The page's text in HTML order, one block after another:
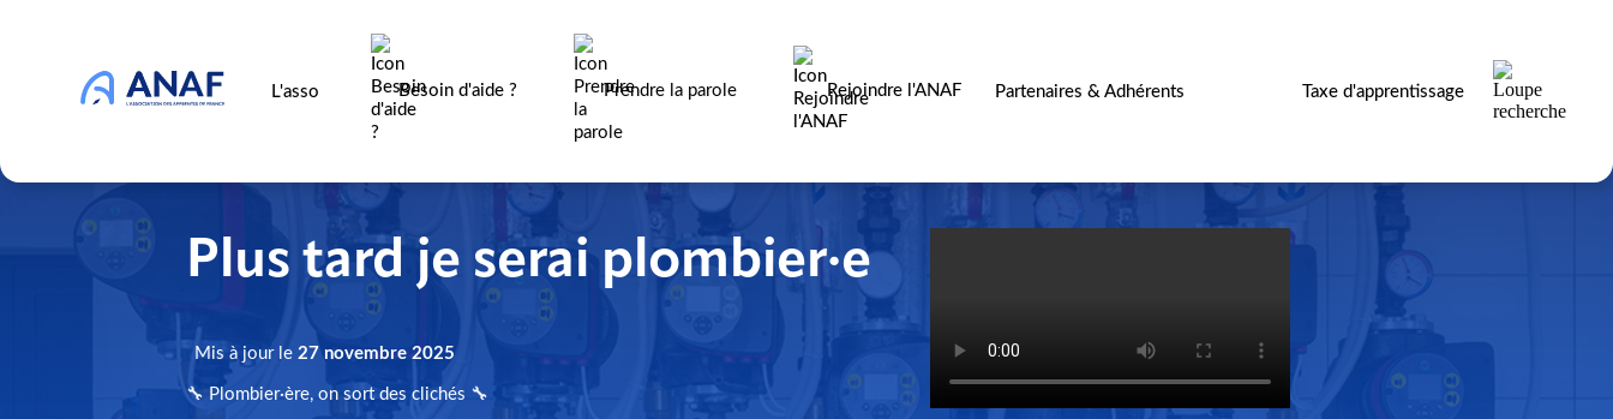
L'asso Besoin d'aide ? Prendre la parole Rejoindre l'ANAF Partenaires & Adhérents Taxe d'apprentissage
Plus tard je serai plombier·e
Mis à jour le 27 novembre 2025
🔧 Plombier·ère, on sort des clichés 🔧